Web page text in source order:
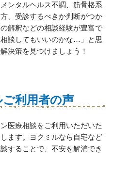
ンタルヘルス不調、筋骨格系
、受診するべきか判断がつか
解釈などの相談経験が豊富で
談してもいいのかな…」と思
決策を見つけましょう！
利用者の声
医療相談をご利用いただいた
ます。ヨクミルなら自宅など
することで、不安を解消でき